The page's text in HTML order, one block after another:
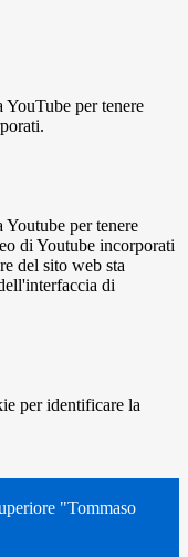
YouTube per tenere
Youtube per tenere
di Youtube incorporati
del sito web sta
di
per identificare la
"Tommaso